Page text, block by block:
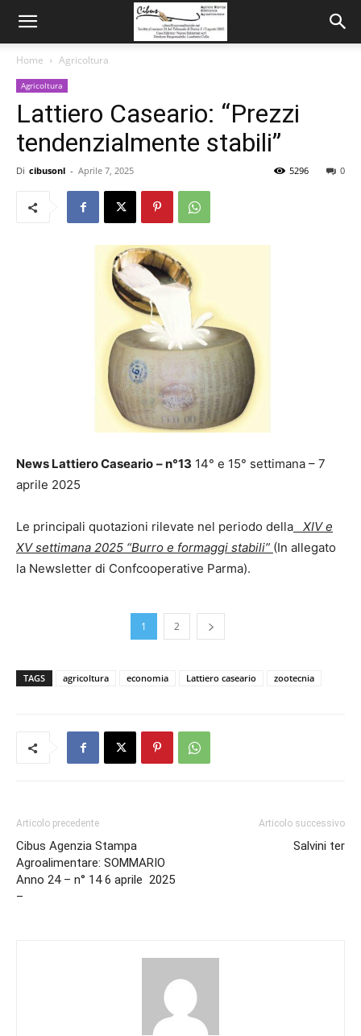
Home Agricoltura
Agricoltura
Lattiero Caseario: “Prezzi
tendenzialmente stabili”
Di cibusonl - Aprile 7, 2025 0
5296
News Lattiero Caseario – n°13 14° e 15° settimana – 7
aprile 2025
Le principali quotazioni rilevate nel periodo della XIV e
XV settimana 2025 “Burro e formaggi stabili” (In allegato
la Newsletter di Confcooperative Parma).
1 2
TAGS agricoltura economia Lattiero caseario zootecnia
Articolo precedente
Cibus Agenzia Stampa
Agroalimentare: SOMMARIO
Anno 24 – n° 14 6 aprile 2025
–
Articolo successivo
Salvini ter